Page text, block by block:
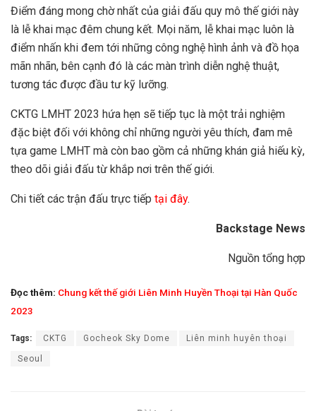
Điểm đáng mong chờ nhất của giải đấu quy mô thế giới này
là lễ khai mạc đêm chung kết. Mọi năm, lễ khai mạc luôn là
điểm nhấn khi đem tới những công nghệ hình ảnh và đồ họa
mãn nhãn, bên cạnh đó là các màn trình diễn nghệ thuật,
tương tác được đầu tư kỹ lưỡng.
CKTG LMHT 2023 hứa hẹn sẽ tiếp tục là một trải nghiệm
đặc biệt đối với không chỉ những người yêu thích, đam mê
tựa game LMHT mà còn bao gồm cả những khán giả hiếu kỳ,
theo dõi giải đấu từ khắp nơi trên thế giới.
Chi tiết các trận đấu trực tiếp tại đây.
Backstage News
Nguồn tổng hợp
Đọc thêm: Chung kết thế giới Liên Minh Huyền Thoại tại Hàn Quốc
2023
Tags: CKTG Gocheok Sky Dome Liên minh huyên thoại
Seoul